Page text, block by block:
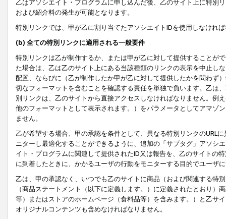
乙はアソシエイト・プログラムに申し込んだ後、乙のサイト上に特別
および紹介料の発生が可能となります。
特別リンクでは、甲が乙に割り当てたアソシエイトIDを使用しなけれ
(b) 全ての特別リンクに適用される一般要件
特別リンクは乙が制作するか、または甲が乙に対して提供することが
た場合は、乙は乙のサイト上にある当該種類のリンクの表示を中止し
配置、ならびに（乙が制作したか甲が乙に対して提供したかを問わず
切なフォーマットを含むことを確認する責任を単独で負います。乙は
別リンクは、乙のサイトから直接アクセスしなければなりません。例
他のフォーマットとして表示されます。）をパラメータとしてアマゾ
ません。
乙が希望する場合、甲の承認を条件として、異なる特別リンクのURL
ニターし最適化することができるように、追加の「サブタグ」アソシ
イト・プログラムに関連して提供されたID又は報告を、乙のサイトの
に到着したときに、かかるユーザの行動をモニターする目的でユーザ
乙は、甲の承認なく、いつでも乙のサイトに商品（および関連する特
（商品ステートメント（以下に定義します。）に定義されたとおり
等）またはストアのホームページ（食料品等）を含みます。）と乙サ
オリジナルコンテンツも含めなければなりません。